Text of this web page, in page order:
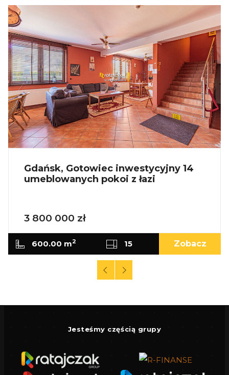
Gdańsk, Gotowiec inwestycyjny 14
umeblowanych pokoi z łazi
3 800 000 zł
600.00 m2 15 Zobacz
Jesteśmy częścią grupy